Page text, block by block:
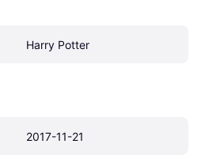
Harry Potter
2017-11-21